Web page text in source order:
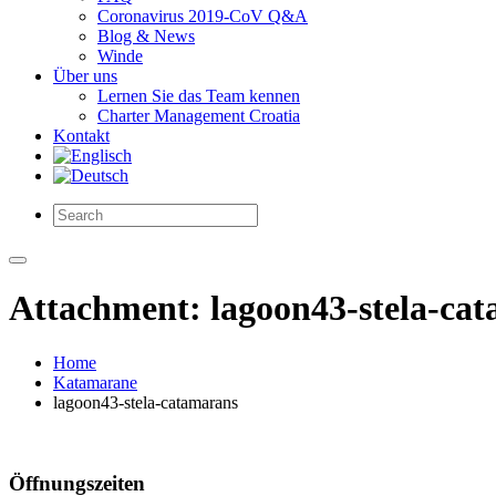
Coronavirus 2019-CoV Q&A
Blog & News
Winde
Über uns
Lernen Sie das Team kennen
Charter Management Croatia
Kontakt
Attachment: lagoon43-stela-
Home
Katamarane
lagoon43-stela-catamarans
Öffnungszeiten